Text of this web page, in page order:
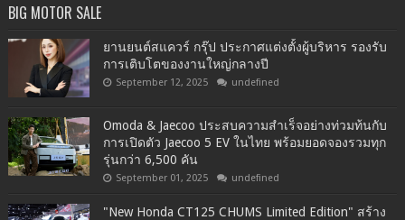
BIG MOTOR SALE
ยานยนต์สแควร์ กรุ๊ป ประกาศแต่งตั้งผู้บริหาร รองรับ
การเติบโตของงานใหญ่กลางปี
September 12, 2025 undefined
Omoda & Jaecoo ประสบความสำเร็จอย่างท่วมท้นกับ
การเปิดตัว Jaecoo 5 EV ในไทย พร้อมยอดจองรวมทุก
รุ่นกว่า 6,500 คัน
September 01, 2025 undefined
"New Honda CT125 CHUMS Limited Edition" สร้าง